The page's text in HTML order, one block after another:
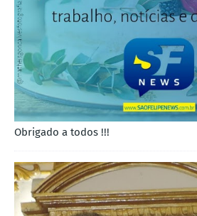
Obrigado a todos !!!